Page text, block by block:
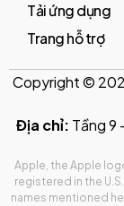
Tải ứng dụng
Trang hỗ trợ
Copyright ©
Địa chỉ: Tầng 9
Apple, the Apple
registered in the
names mentioned